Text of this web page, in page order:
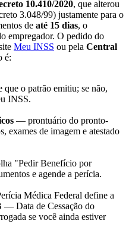
10.410/2020, que alterou
3.048/99) justamente para o
de até 15 dias, o
empregador. O pedido do
Meu INSS ou pela Central
é:
o patrão emitiu; se não,
INSS.
— prontuário do pronto-
exames de imagem e atestado
"Pedir Benefício por
e agende a perícia.
Médica Federal define a
— Data de Cessação do
se você ainda estiver